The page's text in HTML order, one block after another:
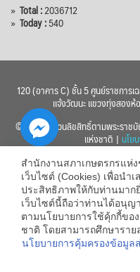
» Total :2036712
» Today :540
120 (อาคาร C) ชั้น 5 ศูนย์ราชการ
แจ้งวัฒนะ แขวงทุ่งสองห้
© 2560 สงวนลิขสิทธิ์ตามพระราช
แห่งชาติ | นโย
สำนักงานสภาเกษตรกรแห่
เว็บไซต์ (Cookies) เพื่อนำ
ประสิทธิภาพให้กับท่านมาก
เว็บไซต์นี้ถือว่าท่านได้อนุญ
ตามนโยบายการใช้คุ้กกี้ขอ
ชาติ โดยสามารถศึกษาราย
นโยบายการคุ้มครองข้อมูล
Hide
chaty